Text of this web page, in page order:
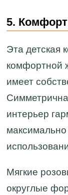
5.
Эта детская
комфортной
имеет
интерьер
Мягкие
округлые